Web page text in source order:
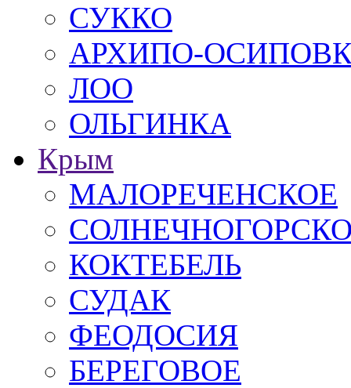
СУККО
АРХИПО-
ЛОО
ОЛЬГИНКА
Крым
МАЛОРЕЧЕНСКОЕ
КОКТЕБЕЛЬ
СУДАК
ФЕОДОСИЯ
БЕРЕГОВОЕ